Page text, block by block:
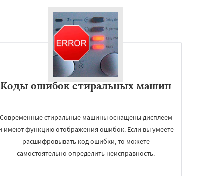
Коды ошибок стиральных машин
Современные стиральные машины оснащены дисплеем
имеют функцию отображения ошибок. Если вы умеете
расшифровывать код ошибки, то можете
самостоятельно определить неисправность.